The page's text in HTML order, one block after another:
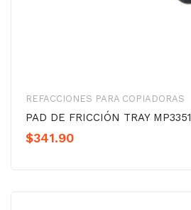
REFACCIONES PARA COPIADORAS
PAD DE FRICCIÓN TRAY MP3351
$341.90